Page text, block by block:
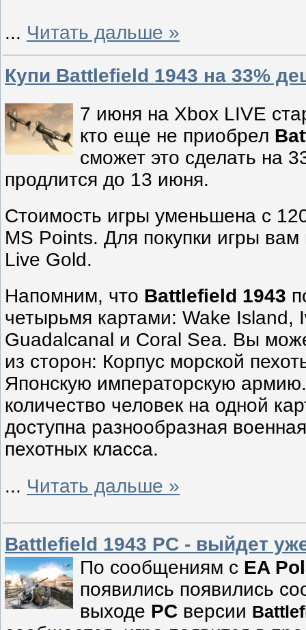
... Читать дальше »
Купи Battlefield 1943 на 33%
7 июня на Xbox LIVE
кто еще не приобрел
сможет это сделать на
продлится до 13 июня.
Стоимость игры уменьшена с
MS Points. Для покупки игры вам
Live Gold.
Напомним, что Battlefield 1943
четырьмя картами: Wake Island,
Guadalcanal и Coral Sea. Вы
из сторон: Корпус морской
Японскую императорскую
количество человек на одной
доступна разнообразная
пехотных класса.
... Читать дальше »
Battlefield 1943 PC - выйдет
По сообщениям с EA
появились появились
выходе PC версии